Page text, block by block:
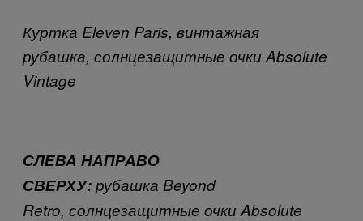
Куртка Eleven Paris, винтажная
рубашка, солнцезащитные очки Absolute
Vintage
СЛЕВА НАПРАВО
СВЕРХУ:рубашка Beyond
Retro, солнцезащитные очки Absolute